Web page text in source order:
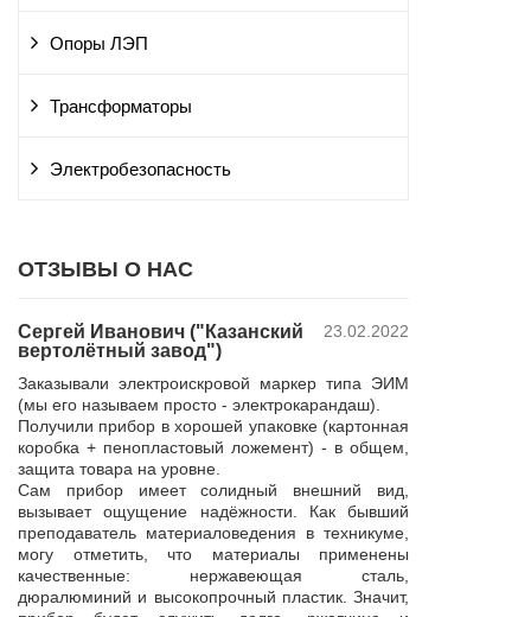
Опоры ЛЭП
Трансформаторы
Электробезопасность
ОТЗЫВЫ О НАС
Сергей Иванович ("Казанский
вертолётный завод")
23.02.2022
Заказывали электроискровой маркер типа ЭИМ
(мы его называем просто - электрокарандаш).
Получили прибор в хорошей упаковке (картонная
коробка + пенопластовый ложемент) - в общем,
защита товара на уровне.
Сам прибор имеет солидный внешний вид,
вызывает ощущение надёжности. Как бывший
преподаватель материаловедения в техникуме,
могу отметить, что материалы применены
качественные: нержавеющая сталь,
дюралюминий и высокопрочный пластик. Значит,
Владимир
Компания
110 кВ для
Продукция
Наоборот,
качества,
На